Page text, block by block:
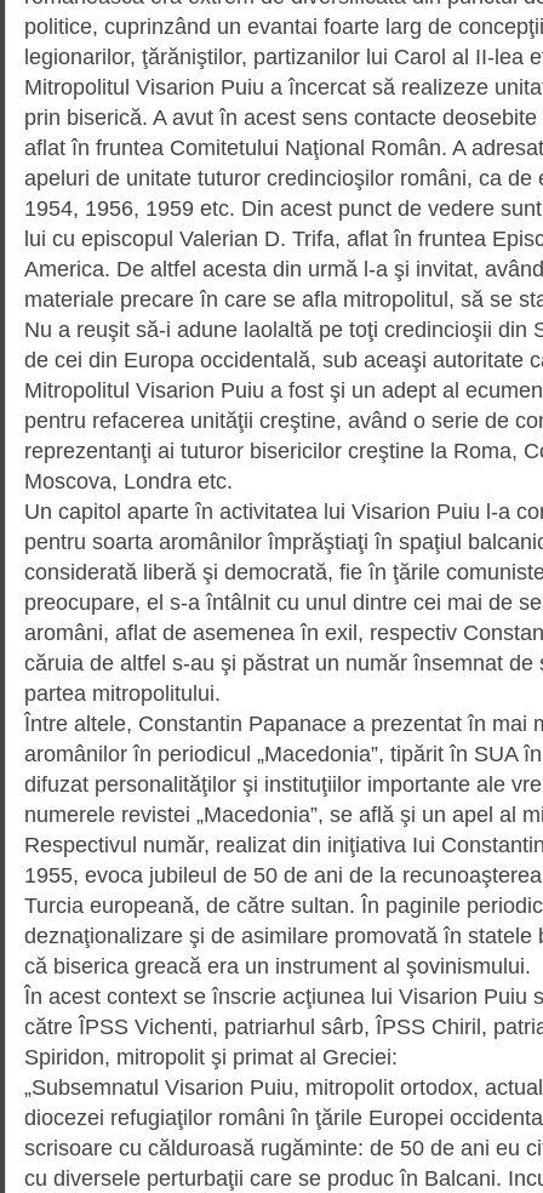
politice, cuprinzând un evantai foarte larg de
legionarilor, ţărăniştilor, partizanilor lui Carol al II-lea
Mitropolitul Visarion Puiu a încercat să realizeze
prin biserică. A avut în acest sens con­tac­te
aflat în fruntea Comitetului Naţional Român. A
apeluri de unitate tuturor credincioşilor români, ca de
1954, 1956, 1959 etc. Din acest punct de vedere
lui cu episcopul Valerian D. Trifa, aflat în fruntea
America. De altfel acesta din urmă l-a şi invitat,
materiale precare în care se afla mitropolitul, să se
Nu a reuşit să-i adune laolaltă pe toţi credincioşii din
de cei din Europa occidentală, sub aceaşi autoritate
Mitropolitul Visarion Puiu a fost şi un adept al
pentru refacerea unităţii creştine, având o serie de
reprezentanţi ai tuturor bisericilor creştine la Roma,
Moscova, Londra etc.
Un capitol aparte în activitatea lui Visa­rion Puiu l-a
pentru soarta aromânilor împrăştiaţi în spaţiul
considerată liberă şi demo­cra­tă, fie în ţările
preocupare, el s-a întâlnit cu unul dintre cei mai de
aromâni, aflat de asemenea în exil, respectiv
căruia de altfel s-au şi păstrat un număr însemnat de
partea mitropolitului.
Între altele, Constantin Papanace a prezentat în mai
aromânilor în periodicul „Mace­do­nia”, tipărit în SUA
difuzat personalităţilor şi instituţiilor importante ale
numerele revistei „Mace­do­nia”, se află şi un apel al
Respectivul număr, realizat din iniţiativa Iui
1955, evoca jubileul de 50 de ani de la
Turcia europeană, de către sultan. În paginile
deznaţionalizare şi de asimilare promovată în statele
că biserica greacă era un instrument al şovinismului.
În acest context se înscrie acţiunea lui Visarion Puiu
către ÎPSS Vichenti, patriarhul sârb, ÎPSS Chiril,
Spiridon, mitropolit şi primat al Greciei:
„Subsemnatul Visarion Puiu, mitro­polit ortodox,
diocezei refugiaţilor români în ţările Europei
scrisoare cu călduroasă rugă­min­te: de 50 de ani eu
cu diversele perturbaţii care se produc în Balcani.